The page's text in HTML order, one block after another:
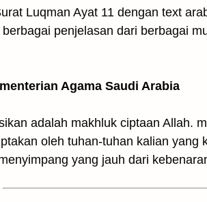
Luqman Ayat 11 dengan text
penjelasan dari berbagai
Agama Saudi Arabia
adalah makhluk ciptaan Allah.
oleh tuhan-tuhan kalian
yang jauh dari